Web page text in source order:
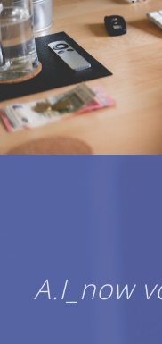
A.I_now